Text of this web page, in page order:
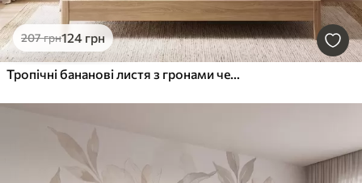
207грн124 грн
Тропічні бананові листя з гронами червоних кавових ягід, у стилі акварелі